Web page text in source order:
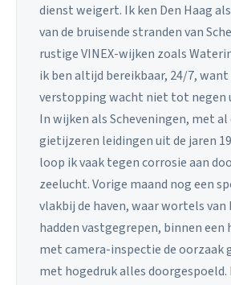
dienst weigert. Ik ken Den Haag
van de bruisende stranden van
rustige VINEX-wijken zoals
ik ben altijd bereikbaar, 24/7, want
verstopping wacht niet tot negen
In wijken als Scheveningen, met al
gietijzeren leidingen uit de jaren
loop ik vaak tegen corrosie aan
zeelucht. Vorige maand nog een
vlakbij de haven, waar wortels van
hadden vastgegrepen, binnen een
met camera-inspectie de oorzaak
met hogedruk alles doorgespoeld.